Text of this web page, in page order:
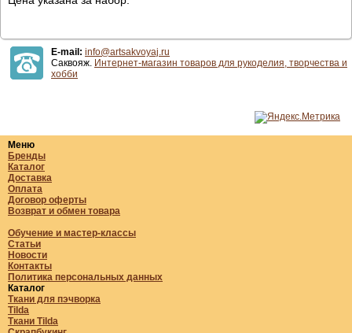
E-mail: info@artsakvoyaj.ru
Саквояж. Интернет-магазин товаров для рукоделия, творчества и
хобби
Меню
Бренды
Каталог
Доставка
Оплата
Договор оферты
Возврат и обмен товара
Обучение и мастер-классы
Статьи
Новости
Контакты
Политика персональных данных
Каталог
Ткани для пэчворка
Tilda
Ткани Tilda